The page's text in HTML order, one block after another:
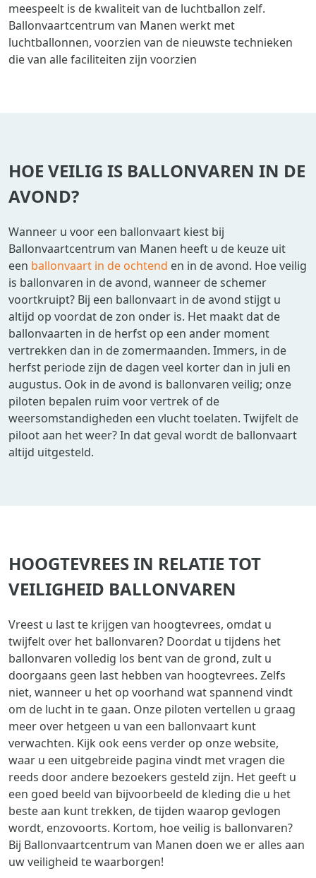
meespeelt is de kwaliteit van de luchtballon zelf.
Ballonvaartcentrum van Manen werkt met
luchtballonnen, voorzien van de nieuwste technieken
die van alle faciliteiten zijn voorzien
HOE VEILIG IS BALLONVAREN IN DE
AVOND?
Wanneer u voor een ballonvaart kiest bij
Ballonvaartcentrum van Manen heeft u de keuze uit
een ballonvaart in de ochtend en in de avond. Hoe veilig
is ballonvaren in de avond, wanneer de schemer
voortkruipt? Bij een ballonvaart in de avond stijgt u
altijd op voordat de zon onder is. Het maakt dat de
ballonvaarten in de herfst op een ander moment
vertrekken dan in de zomermaanden. Immers, in de
herfst periode zijn de dagen veel korter dan in juli en
augustus. Ook in de avond is ballonvaren veilig; onze
piloten bepalen ruim voor vertrek of de
weersomstandigheden een vlucht toelaten. Twijfelt de
piloot aan het weer? In dat geval wordt de ballonvaart
altijd uitgesteld.
HOOGTEVREES IN RELATIE TOT
VEILIGHEID BALLONVAREN
Vreest u last te krijgen van hoogtevrees, omdat u
twijfelt over het ballonvaren? Doordat u tijdens het
ballonvaren volledig los bent van de grond, zult u
doorgaans geen last hebben van hoogtevrees. Zelfs
niet, wanneer u het op voorhand wat spannend vindt
om de lucht in te gaan. Onze piloten vertellen u graag
meer over hetgeen u van een ballonvaart kunt
verwachten. Kijk ook eens verder op onze website,
waar u een uitgebreide pagina vindt met vragen die
reeds door andere bezoekers gesteld zijn. Het geeft u
een goed beeld van bijvoorbeeld de kleding die u het
beste aan kunt trekken, de tijden waarop gevlogen
wordt, enzovoorts. Kortom, hoe veilig is ballonvaren?
Bij Ballonvaartcentrum van Manen doen we er alles aan
uw veiligheid te waarborgen!